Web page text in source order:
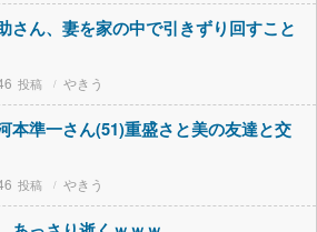
さん、妻を家の中で引きずり回すこと
やきう
本準一さん(51)重盛さと美の友達と交
やきう